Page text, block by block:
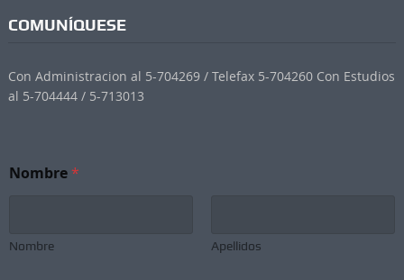
COMUNÍQUESE
Con Administracion al 5-704269 / Telefax 5-704260 Con Estudios
al 5-704444 / 5-713013
Nombre*
Nombre Apellidos